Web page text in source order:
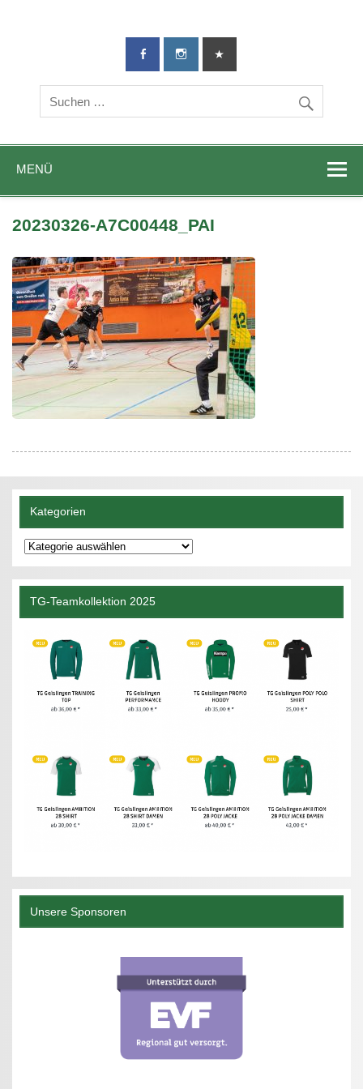
TG-Geislingen
DIE Sportadresse in Geislingen!
MENÜ
20230326-A7C00448_PAI
Kategorien
Kategorien
TG-Teamkollektion 2025
Unsere Sponsoren